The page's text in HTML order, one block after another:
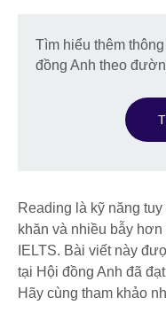
Tìm hiểu thêm
đồng Anh theo
Reading là kỹ năng
khăn và nhiều bẫy
IELTS. Bài viết này
tại Hội đồng Anh đã
Hãy cùng tham khảo